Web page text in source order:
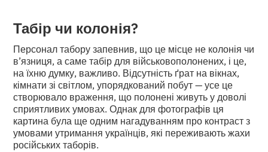
Табір чи колонія?
Персонал табору запевнив, що це місце не колонія чи
в’язниця, а саме табір для військовополонених, і це,
на їхню думку, важливо. Відсутність ґрат на вікнах,
кімнати зі світлом, упорядкований побут — усе це
створювало враження, що полонені живуть у доволі
сприятливих умовах. Однак для фотографів ця
картина була ще одним нагадуванням про контраст з
умовами утримання українців, які переживають жахи
російських таборів.